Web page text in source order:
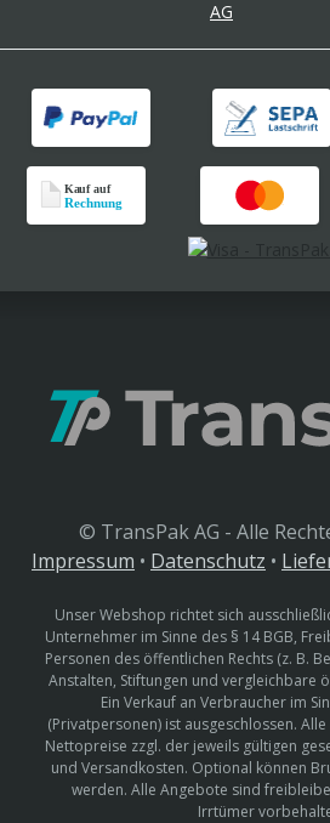
© TransPak AG - Alle
Impressum • Datenschutz •
Unser Webshop richtet sich
Unternehmer im Sinne des § 14 BGB,
Personen des öffentlichen Rechts (z. B.
Anstalten, Stiftungen und vergleichbare
Ein Verkauf an Verbraucher im
(Privatpersonen) ist ausgeschlossen.
Nettopreise zzgl. der jeweils gültigen
und Versandkosten. Optional können
werden. Alle Angebote sind
Irrtümer